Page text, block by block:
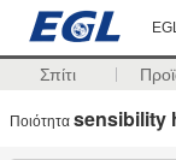
Σπίτι
Ποιότητα sensibility